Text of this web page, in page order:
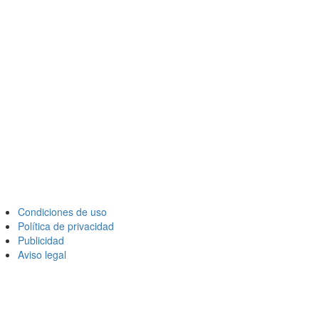
Condiciones de uso
Política de privacidad
Publicidad
Aviso legal